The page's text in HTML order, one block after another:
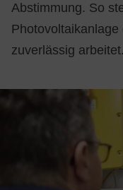
Abstimmung. So
Photovoltaikanlage
zuverlässig arbeitet.